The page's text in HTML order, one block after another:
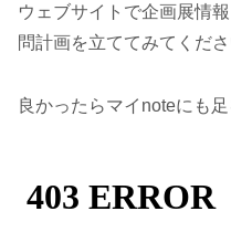
ウェブサイトで企画展情
問計画を立ててみてくださ
良かったらマイnoteにも